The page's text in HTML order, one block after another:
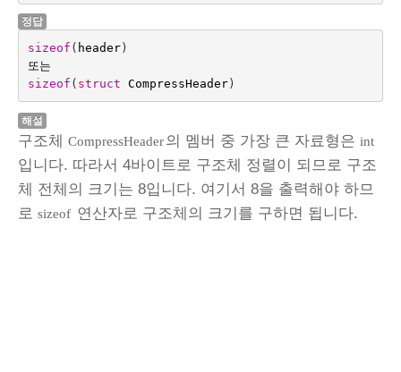
정답
sizeof ( header)
또는
sizeof ( struct CompressHeader)
해설
구조체 CompressHeader의 멤버 중 가장 큰 자료형은 int
입니다. 따라서 4바이트로 구조체 정렬이 되므로 구조
체 전체의 크기는 8입니다. 여기서 8을 출력해야 하므
로 sizeof 연산자로 구조체의 크기를 구하면 됩니다.